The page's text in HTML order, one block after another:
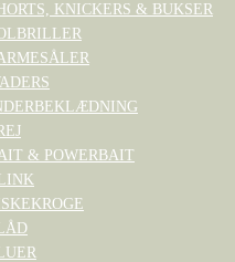
KNICKERS & BUKSER
& POWERBAIT